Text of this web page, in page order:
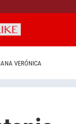
VERÓNICA